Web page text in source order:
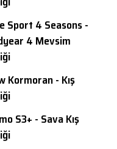
Sport 4 Seasons -
4 Mevsim
Kormoran - Kış
S3+ - Sava Kış